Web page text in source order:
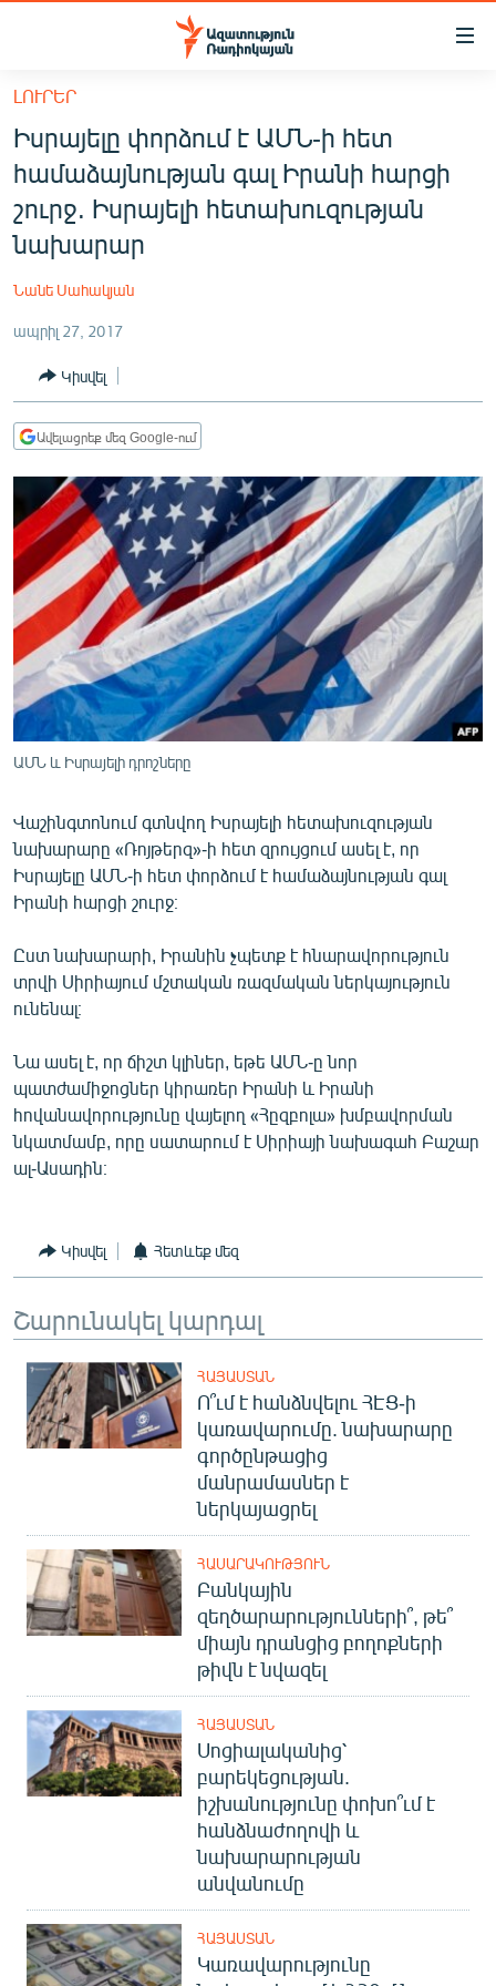
Մատչելիության
հիմնական
բովանդակությանը
Անցնել
հիմնական
մենյուին
Որոնում
ՀԱՅԱՍՏԱՆ
ՔԱՂԱՔԱԿԱՆ
ԸՆՏՐՈՒԹՅՈՒՆՆԵՐ 2026
ՊԱՏԵՐԱԶՄԻ 6 ՇԱԲԱԹՆԵՐԸ
ՏԱՐԱԾԱՇՐՋԱՆ
ՄԻՋԱԶԳԱՅԻՆ
ՄՇԱԿՈՒՅԹ
ՍՊՈՐՏ
ՄԵԿՆԱԲԱՆՈՒԹՅՈՒՆ
ՏՏ ԵՒ ԻՆՏԵՐՆԵՏ
ԿՈՐՈՆԱՎԻՐՈՒՍ
ԱՐԽԻՎ
ԲԱՆԱՎԵՃ
ՁԳՏԵԼՈՎ ԼԱՎԱԳՈՒՅՆԻՆ
ՓՈԴՔԱՍԹ
Հայերեն
English
Русский
ՀԵՏԵՎԵՔ ՄԵԶ
«Ազատության» բոլոր կայքերը
ԼՈՒՐԵՐ
Իսրայելը փորձում է ԱՄՆ-ի հետ
համաձայնության գալ Իրանի հարցի
շուրջ. Իսրայելի հետախուզության
նախարար
Նանե Սահակյան
ապրիլ 27, 2017
Կիսվել
Ավելացրեք մեզ Google-ում
ԱՄՆ և Իսրայելի դրոշները
Վաշինգտոնում գտնվող Իսրայելի հետախուզության
նախարարը «Ռոյթերզ»-ի հետ զրույցում ասել է, որ
Իսրայելը ԱՄՆ-ի հետ փորձում է համաձայնության գալ
Իրանի հարցի շուրջ։
Ըստ նախարարի, Իրանին չպետք է հնարավորություն
տրվի Սիրիայում մշտական ռազմական ներկայություն
ունենալ։
Նա ասել է, որ ճիշտ կլիներ, եթե ԱՄՆ-ը նոր
պատժամիջոցներ կիրառեր Իրանի և Իրանի
հովանավորությունը վայելող «Հըզբոլա» խմբավորման
նկատմամբ, որը սատարում է Սիրիայի նախագահ Բաշար
ալ-Ասադին։
Կիսվել Հետևեք մեզ
Շարունակել կարդալ
ՀԱՅԱՍՏԱՆ
Ո՞ւմ է հանձնվելու ՀԷՑ-ի
կառավարումը. նախարարը
գործընթացից
մանրամասներ է
ներկայացրել
ՀԱՍԱՐԱԿՈՒԹՅՈՒՆ
Բանկային
զեղծարարությունների՞, թե՞
միայն դրանցից բողոքների
թիվն է նվազել
ՀԱՅԱՍՏԱՆ
Սոցիալականից՝
բարեկեցության.
իշխանությունը փոխո՞ւմ է
հանձնաժողովի և
նախարարության
անվանումը
ՀԱՅԱՍՏԱՆ
Կառավարությունը